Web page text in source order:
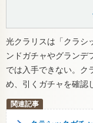
光クラリスは「クラシ
ンドガチャやグランデ
では入手できない。
め、引くガチャを確認